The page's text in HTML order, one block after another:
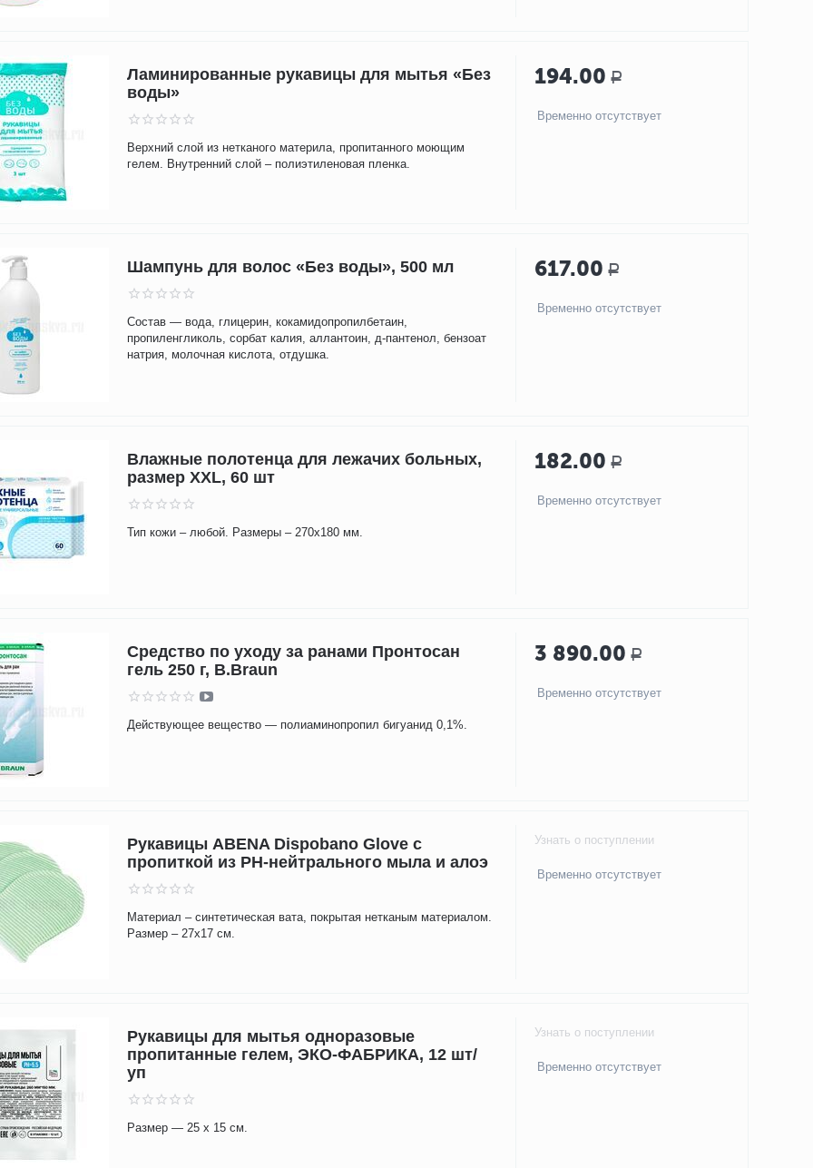
Ламинированные рукавицы для мытья «Без
воды»
Верхний слой из нетканого материла, пропитанного моющим
гелем. Внутренний слой – полиэтиленовая пленка.
194.00 Р
Временно отсутствует
Шампунь для волос «Без воды», 500 мл
Состав — вода, глицерин, кокамидопропилбетаин,
пропиленгликоль, сорбат калия, аллантоин, д-пантенол, бензоат
натрия, молочная кислота, отдушка.
617.00 Р
Временно отсутствует
Влажные полотенца для лежачих больных,
размер XXL, 60 шт
Тип кожи – любой. Размеры – 270x180 мм.
182.00 Р
Временно отсутствует
Средство по уходу за ранами Пронтосан
гель 250 г, B.Braun
Действующее вещество — полиаминопропил бигуанид 0,1%.
3 890.00 Р
Временно отсутствует
Рукавицы ABENA Dispobano Glove с
пропиткой из PH-нейтрального мыла и алоэ
Материал – синтетическая вата, покрытая нетканым материалом.
Размер – 27х17 см.
Узнать о поступлении
Временно отсутствует
Рукавицы для мытья одноразовые
пропитанные гелем, ЭКО-ФАБРИКА, 12 шт/
уп
Размер — 25 х 15 см.
Узнать о поступлении
Временно отсутствует